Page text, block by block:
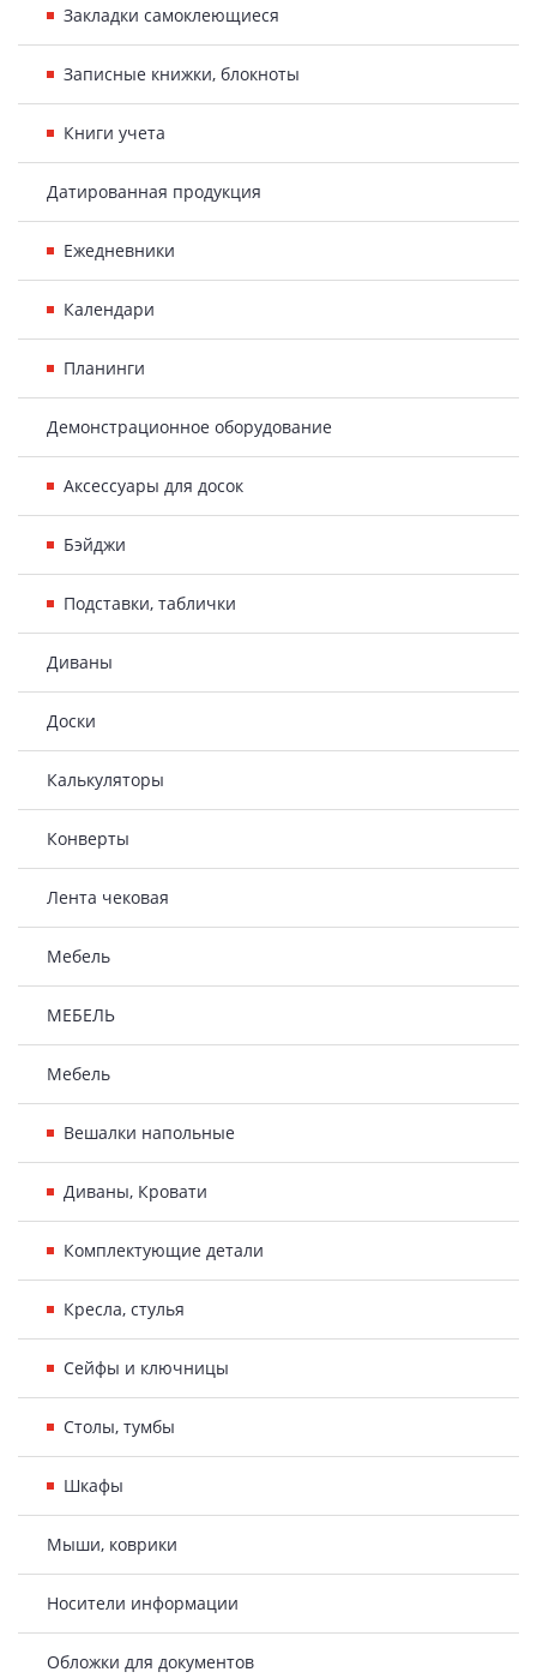
Закладки самоклеющиеся
Записные книжки, блокноты
Книги учета
Датированная продукция
Ежедневники
Календари
Планинги
Демонстрационное оборудование
Аксессуары для досок
Бэйджи
Подставки, таблички
Диваны
Доски
Калькуляторы
Конверты
Лента чековая
Мебель
МЕБЕЛЬ
Мебель
Вешалки напольные
Диваны, Кровати
Комплектующие детали
Кресла, стулья
Сейфы и ключницы
Столы, тумбы
Шкафы
Мыши, коврики
Носители информации
Обложки для документов